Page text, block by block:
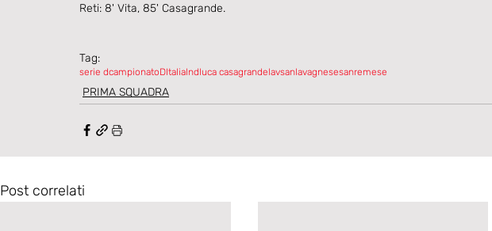
Reti: 8' Vita, 85' Casagrande.
Tag:
serie dcampionatoDItalialndluca casagrandelavsanlavagnesesanremese
PRIMA SQUADRA
Post correlati